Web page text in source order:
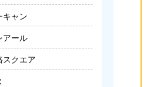
キャン
アール
スクエア